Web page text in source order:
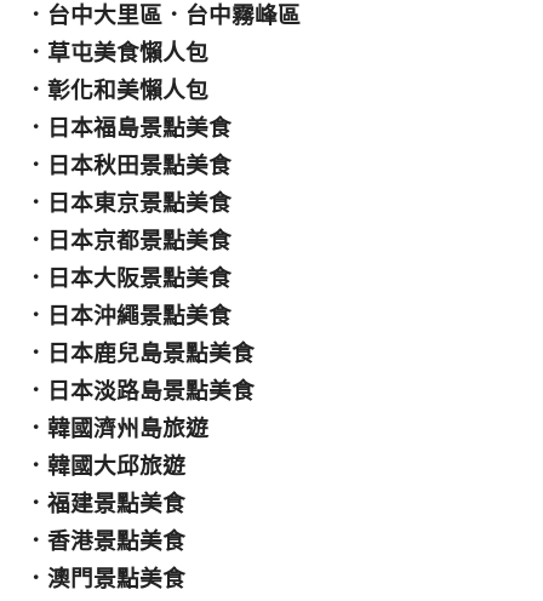
． 台中大里區 ． 台中霧峰區
． 草屯美食懶人包
． 彰化和美懶人包
． 日本福島景點美食
． 日本秋田景點美食
． 日本東京景點美食
． 日本京都景點美食
． 日本大阪景點美食
． 日本沖繩景點美食
． 日本鹿兒島景點美食
． 日本淡路島景點美食
． 韓國濟州島旅遊
． 韓國大邱旅遊
． 福建景點美食
． 香港景點美食
． 澳門景點美食